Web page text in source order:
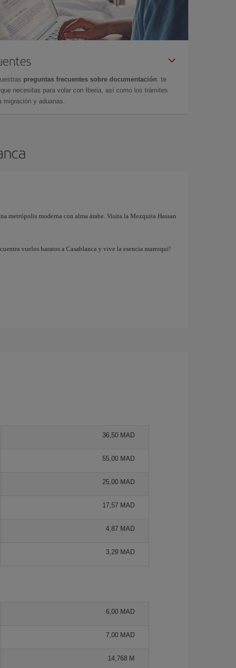
preguntas frecuentes sobre documentación: te
necesitas para volar con Iberia, así como los trámites
migración y aduanas.
metrópolis moderna con alma árabe. Visita la Mezquita Hassan
vuelos baratos a Casablanca y vive la esencia marroquí!
36,50 MAD
55,00 MAD
25,00 MAD
17,57 MAD
4,87 MAD
3,29 MAD
6,00 MAD
7,00 MAD
14,768 M